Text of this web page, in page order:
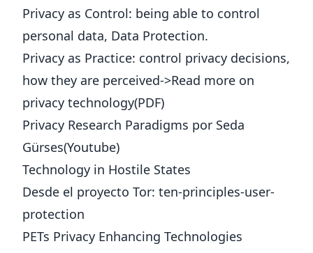
Privacy as Control: being able to control
personal data, Data Protection.
Privacy as Practice: control privacy decisions,
how they are perceived->Read more on
privacy technology(PDF)
Privacy Research Paradigms por Seda
Gürses(Youtube)
Technology in Hostile States
Desde el proyecto Tor: ten-principles-user-
protection
PETs Privacy Enhancing Technologies